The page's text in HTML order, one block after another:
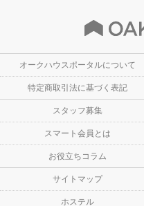
オークハウスポータルについて
特定商取引法に基づく表記
スタッフ募集
スマート会員とは
お役立ちコラム
サイトマップ
ホステル